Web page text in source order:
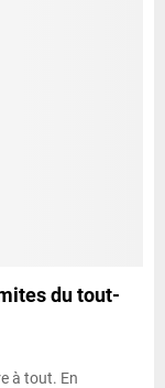
du tout-
à tout. En